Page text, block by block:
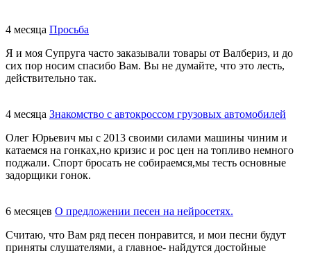
4 месяца Просьба
Я и моя Супруга часто заказывали товары от Валбериз, и до
сих пор носим спасибо Вам. Вы не думайте, что это лесть,
действительно так.
4 месяца Знакомство с автокроссом грузовых автомобилей
Олег Юрьевич мы с 2013 своими силами машины чиним и
катаемся на гонках,но кризис и рос цен на топливо немного
поджали. Спорт бросать не собираемся,мы тесть основные
задорщики гонок.
6 месяцев О предложении песен на нейросетях.
Считаю, что Вам ряд песен понравится, и мои песни будут
приняты слушателями, а главное- найдутся достойные